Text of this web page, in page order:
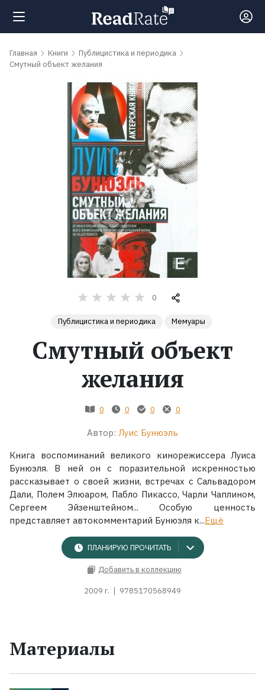
Поиск
обсуждаемые
Экранизации
Главная Книги
Публицистика и периодика
Смутный объект желания
0
Публицистика и периодика Мемуары
Смутный объект
желания
0 0 0 0
Автор: Луис Бунюэль
Книга воспоминаний великого кинорежиссера Луиса
Бунюэля. В ней он с поразительной искренностью
рассказывает о своей жизни, встречах с Сальвадором
Дали, Полем Элюаром, Пабло Пикассо, Чарли Чаплином,
Сергеем Эйзенштейном... Особую ценность
представляет автокомментарий Бунюэля к...Ещё
ПЛАНИРУЮ ПРОЧИТАТЬ
Добавить в коллекцию
2009 г. 9785170568949
Материалы